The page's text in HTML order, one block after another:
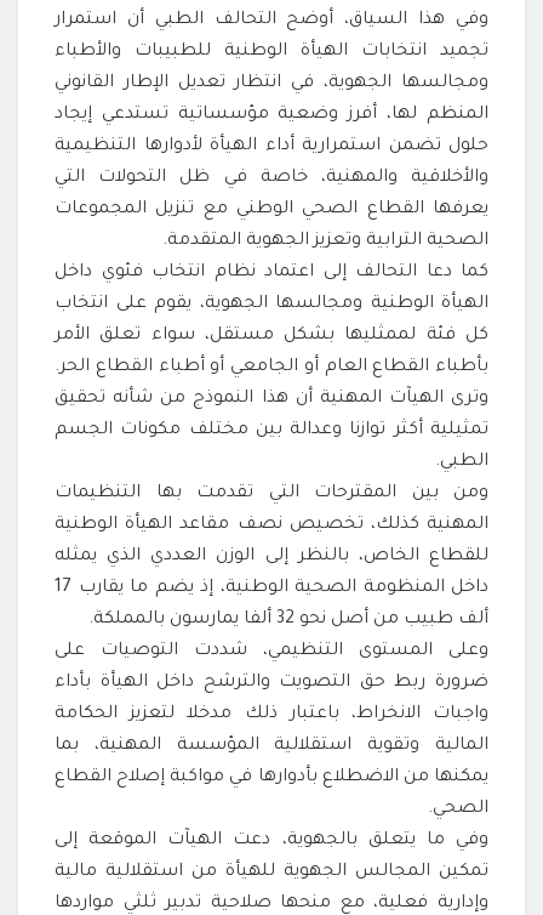
وفي هذا السياق، أوضح التحالف الطبي أن استمرار
تجميد انتخابات الهيأة الوطنية للطبيبات والأطباء
ومجالسها الجهوية، في انتظار تعديل الإطار القانوني
المنظم لها، أفرز وضعية مؤسساتية تستدعي إيجاد
حلول تضمن استمرارية أداء الهيأة لأدوارها التنظيمية
والأخلاقية والمهنية، خاصة في ظل التحولات التي
يعرفها القطاع الصحي الوطني مع تنزيل المجموعات
الصحية الترابية وتعزيز الجهوية المتقدمة.
كما دعا التحالف إلى اعتماد نظام انتخاب فئوي داخل
الهيأة الوطنية ومجالسها الجهوية، يقوم على انتخاب
كل فئة لممثليها بشكل مستقل، سواء تعلق الأمر
بأطباء القطاع العام أو الجامعي أو أطباء القطاع الحر.
وترى الهيآت المهنية أن هذا النموذج من شأنه تحقيق
تمثيلية أكثر توازنا وعدالة بين مختلف مكونات الجسم
الطبي.
ومن بين المقترحات التي تقدمت بها التنظيمات
المهنية كذلك، تخصيص نصف مقاعد الهيأة الوطنية
للقطاع الخاص، بالنظر إلى الوزن العددي الذي يمثله
داخل المنظومة الصحية الوطنية، إذ يضم ما يقارب 17
ألف طبيب من أصل نحو 32 ألفا يمارسون بالمملكة.
وعلى المستوى التنظيمي، شددت التوصيات على
ضرورة ربط حق التصويت والترشح داخل الهيأة بأداء
واجبات الانخراط، باعتبار ذلك مدخلا لتعزيز الحكامة
المالية وتقوية استقلالية المؤسسة المهنية، بما
يمكنها من الاضطلاع بأدوارها في مواكبة إصلاح القطاع
الصحي.
وفي ما يتعلق بالجهوية، دعت الهيآت الموقعة إلى
تمكين المجالس الجهوية للهيأة من استقلالية مالية
وإدارية فعلية، مع منحها صلاحية تدبير ثلثي مواردها